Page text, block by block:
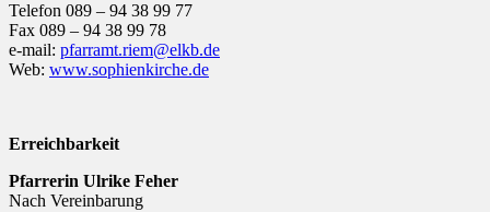
Telefon 089 – 94 38 99 77
Fax 089 – 94 38 99 78
e-mail: pfarramt.riem@elkb.de
Web: www.sophienkirche.de
Erreichbarkeit
Pfarrerin Ulrike Feher
Nach Vereinbarung